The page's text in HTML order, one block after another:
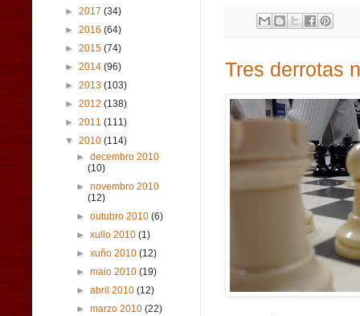
Tres derrotas
► 2017 (34)
► 2016 (64)
► 2015 (74)
► 2014 (96)
► 2013 (103)
► 2012 (138)
► 2011 (111)
▼ 2010 (114)
►decembro 2010
(10)
►novembro 2010
(12)
►outubro 2010(6)
►xullo 2010(1)
►xuño 2010(12)
►maio 2010(19)
►abril 2010(12)
►marzo 2010(22)